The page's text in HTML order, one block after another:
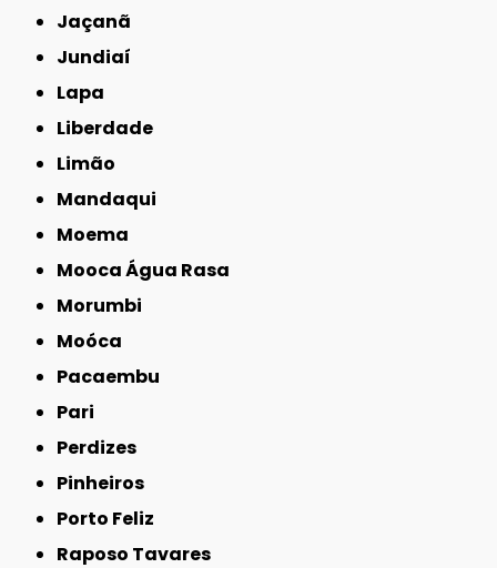
Jaçanã
Jundiaí
Lapa
Liberdade
Limão
Mandaqui
Moema
Mooca Água Rasa
Morumbi
Moóca
Pacaembu
Pari
Perdizes
Pinheiros
Porto Feliz
Raposo Tavares